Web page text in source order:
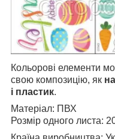
Кольорові елементи
свою композицію, як
і пластик.
Матеріал: ПВХ
Розмір одного листа: